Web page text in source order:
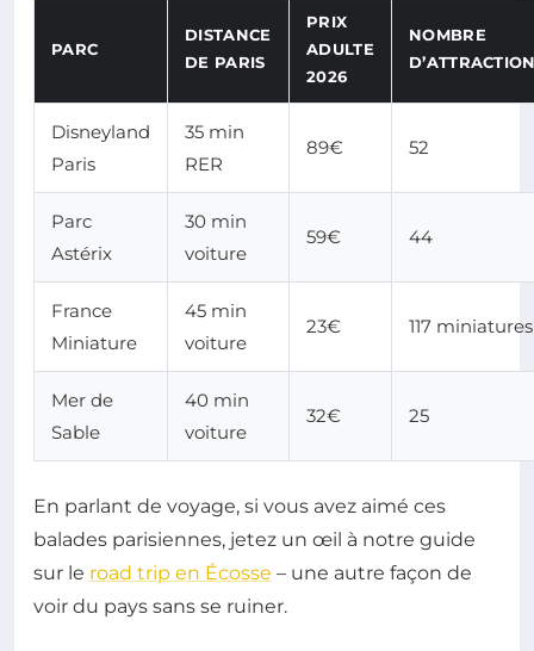
PARC
DISTANCE
DE PARIS
PRIX
ADULTE
2026
NOMBRE
Disneyland
Paris
35 min
RER
89€ 52
Parc
Astérix
30 min
voiture
59€ 44
France
Miniature
45 min
voiture
23€ 117 miniatures
Mer de
Sable
40 min
voiture
32€ 25
En parlant de voyage, si vous avez aimé ces
balades parisiennes, jetez un œil à notre guide
sur le road trip en Écosse – une autre façon de
voir du pays sans se ruiner.